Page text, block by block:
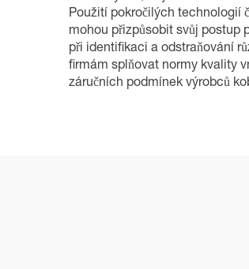
Použití pokročilých technologií
mohou přizpůsobit svůj postup
při identifikaci a odstraňování
firmám splňovat normy kvality
záručních podmínek výrobců